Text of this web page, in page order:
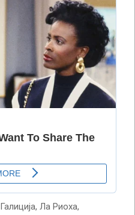
Ла Риоха,